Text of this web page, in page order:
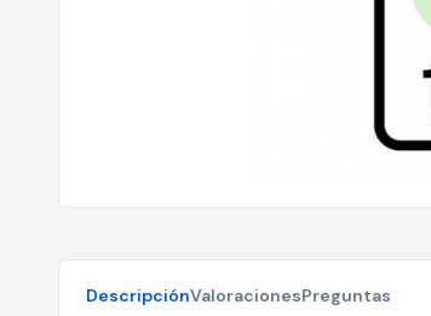
DescripciónValoracionesPreguntas